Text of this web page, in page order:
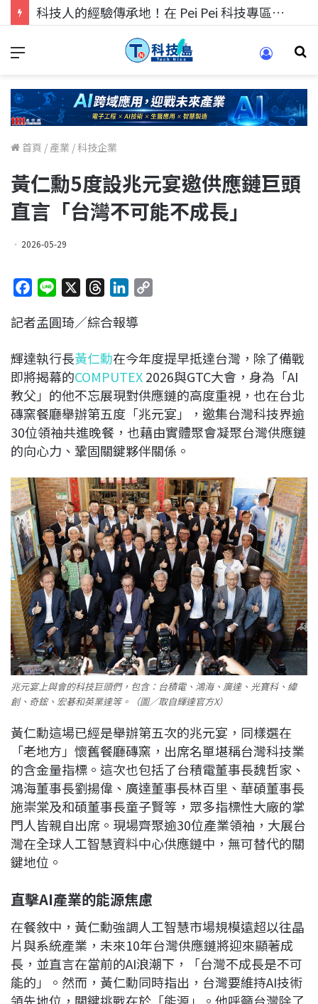
科技人找工作，就到TECH+ 科技專區!
首頁 / 產業 /科技企業
黃仁勳5度設兆元宴邀供應鏈巨頭
直言「台灣不可能不成長」
2026-05-29
c
b
o
o
k
n
r
a
d
s
n
e
d
I
n
L
i
n
k
記者孟圓琦／綜合報導
輝達執行長黃仁勳在今年度提早抵達台灣，除了備戰
即將揭幕的COMPUTEX2026與GTC大會，身為「AI
教父」的他不忘展現對供應鏈的高度重視，也在台北
磚窯餐廳舉辦第五度「兆元宴」，邀集台灣科技界逾
30位領袖共進晚餐，也藉由實體聚會凝聚台灣供應鏈
的向心力、鞏固關鍵夥伴關係。
兆元宴上與會的科技巨頭們，包含：台積電、鴻海、廣達、光寶科、緯
創、奇鋐、宏碁和英業達等。（圖／取自輝達官方X）
黃仁勳這場已經是舉辦第五次的兆元宴，同樣選在
「老地方」懷舊餐廳磚窯，出席名單堪稱台灣科技業
的含金量指標。這次也包括了台積電董事長魏哲家、
鴻海董事長劉揚偉、廣達董事長林百里、華碩董事長
施崇棠及和碩董事長童子賢等，眾多指標性大廠的掌
門人皆親自出席。現場齊聚逾30位產業領袖，大展台
灣在全球人工智慧資料中心供應鏈中，無可替代的關
鍵地位。
直擊AI產業的能源焦慮
在餐敘中，黃仁勳強調人工智慧市場規模遠超以往晶
片與系統產業，未來10年台灣供應鏈將迎來顯著成
長，並直言在當前的AI浪潮下，「台灣不成長是不可
能的」。然而，黃仁勳同時指出，台灣要維持AI技術